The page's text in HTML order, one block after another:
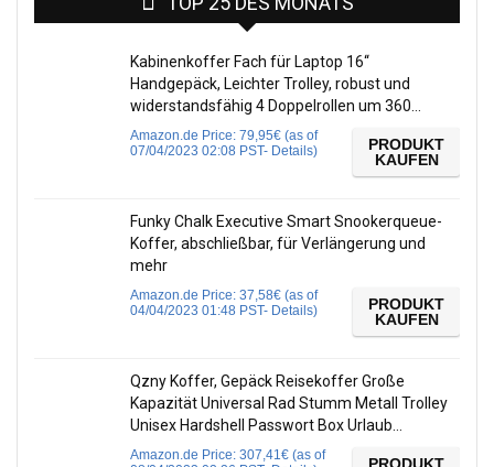
Kabinenkoffer Fach für Laptop 16‘‘
Handgepäck, Leichter Trolley, robust und
widerstandsfähig 4 Doppelrollen um 360…
Amazon.de Price: 79,95€ (as of
07/04/2023 02:08 PST- Details)
PRODUKT
KAUFEN
Funky Chalk Executive Smart Snookerqueue-
Koffer, abschließbar, für Verlängerung und
mehr
Amazon.de Price: 37,58€ (as of
04/04/2023 01:48 PST- Details)
PRODUKT
KAUFEN
Qzny Koffer, Gepäck Reisekoffer Große
Kapazität Universal Rad Stumm Metall Trolley
Unisex Hardshell Passwort Box Urlaub…
Amazon.de Price: 307,41€ (as of